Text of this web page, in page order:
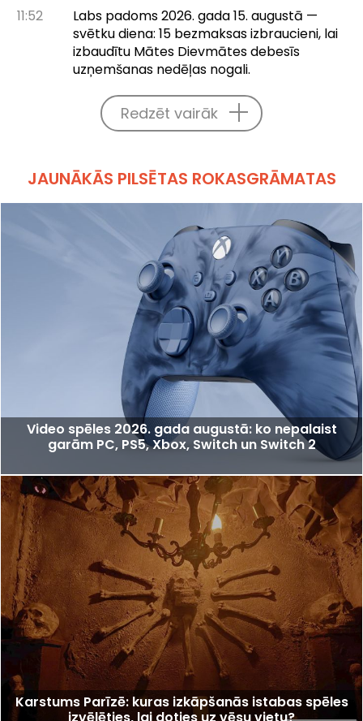
11:52
Labs padoms 2026. gada 15. augustā —
svētku diena: 15 bezmaksas izbraucieni, lai
izbaudītu Mātes Dievmātes debesīs
uzņemšanas nedēļas nogali.
Redzēt vairāk
JAUNĀKĀS PILSĒTAS ROKASGRĀMATAS
Video spēles 2026. gada augustā: ko nepalaist
garām PC, PS5, Xbox, Switch un Switch 2
Karstums Parīzē: kuras izkāpšanās istabas spēles